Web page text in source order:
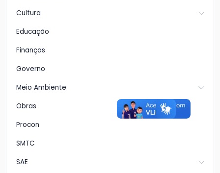
Cultura
Educação
Finanças
Governo
Meio Ambiente
Obras
Procon
SMTC
SAE